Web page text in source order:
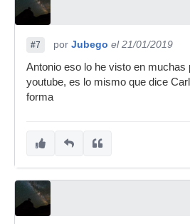
#7 por Jubego el 21/01/2019
Antonio eso lo he visto en muchas
youtube, es lo mismo que dice
forma